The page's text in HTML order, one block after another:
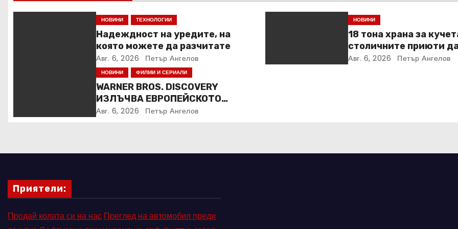
я
НОВИНИ ТЕХНОЛОГИИ
Надеждност на уредите, на
която можете да разчитате
Авг. 6, 2026 Петър Ангелов
НОВИНИ
18 тона храна за
столичните приюти
Kaufland за година и
Авг. 6, 2026 Петър Ангелов
НОВИНИ ФИЛМИ И СЕРИАЛИ
WARNER BROS. DISCOVERY
ИЗЛЪЧВА ЕВРОПЕЙСКОТО
ПЪРВЕНСТВО ПО ЛЕКА
Авг. 6, 2026 Петър Ангелов
Приятели:
Продай колата си на нас Преглед на автомобил преди